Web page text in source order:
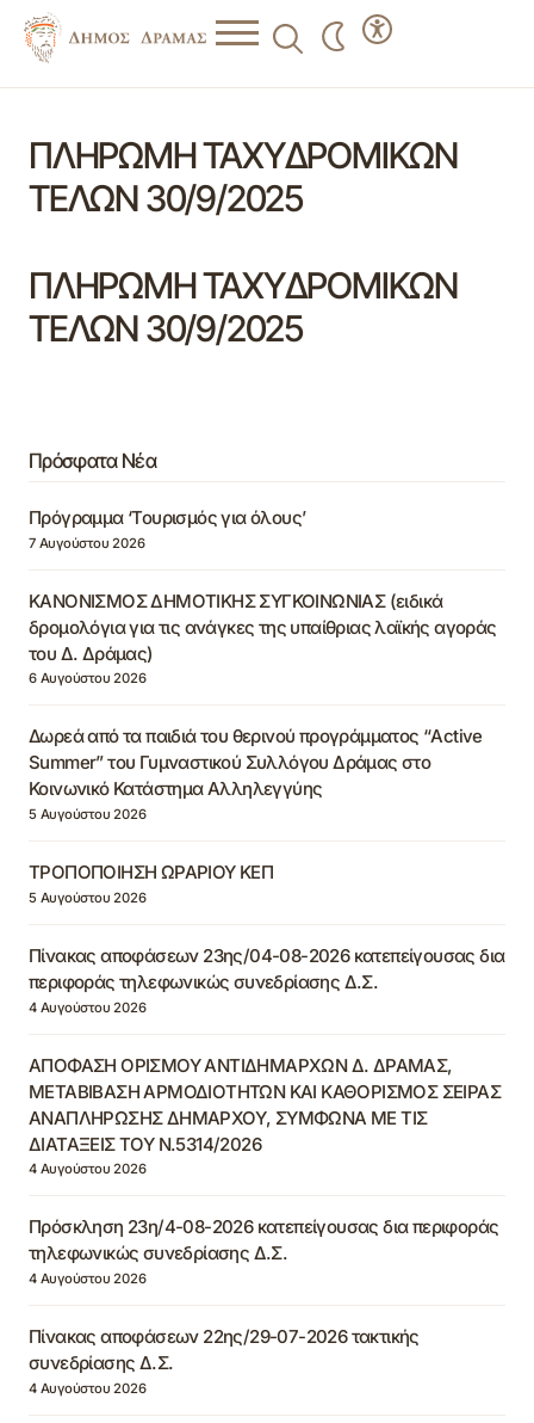
ΠΛΗΡΩΜΗ ΤΑΧΥΔΡΟΜΙΚΩΝ
ΤΕΛΩΝ 30/9/2025
ΠΛΗΡΩΜΗ ΤΑΧΥΔΡΟΜΙΚΩΝ
ΤΕΛΩΝ 30/9/2025
Πρόσφατα Νέα
Πρόγραμμα ‘Τουρισμός για όλους’
7 Αυγούστου 2026
ΚΑΝΟΝΙΣΜΟΣ ΔΗΜΟΤΙΚΗΣ ΣΥΓΚΟΙΝΩΝΙΑΣ (ειδικά
δρομολόγια για τις ανάγκες της υπαίθριας λαϊκής αγοράς
του Δ. Δράμας)
6 Αυγούστου 2026
Δωρεά από τα παιδιά του θερινού προγράμματος “Active
Summer” του Γυμναστικού Συλλόγου Δράμας στο
Κοινωνικό Κατάστημα Αλληλεγγύης
5 Αυγούστου 2026
ΤΡΟΠΟΠΟΙΗΣΗ ΩΡΑΡΙΟΥ ΚΕΠ
5 Αυγούστου 2026
Πίνακας αποφάσεων 23ης/04-08-2026 κατεπείγουσας δια
περιφοράς τηλεφωνικώς συνεδρίασης Δ.Σ.
4 Αυγούστου 2026
ΑΠΟΦΑΣΗ ΟΡΙΣΜΟΥ ΑΝΤΙΔΗΜΑΡΧΩΝ Δ. ΔΡΑΜΑΣ,
ΜΕΤΑΒΙΒΑΣΗ ΑΡΜΟΔΙΟΤΗΤΩΝ ΚΑΙ ΚΑΘΟΡΙΣΜΟΣ ΣΕΙΡΑΣ
ΑΝΑΠΛΗΡΩΣΗΣ ΔΗΜΑΡΧΟΥ, ΣΥΜΦΩΝΑ ΜΕ ΤΙΣ
ΔΙΑΤΑΞΕΙΣ ΤΟΥ Ν.5314/2026
4 Αυγούστου 2026
Πρόσκληση 23η/4-08-2026 κατεπείγουσας δια περιφοράς
τηλεφωνικώς συνεδρίασης Δ.Σ.
4 Αυγούστου 2026
Πίνακας αποφάσεων 22ης/29-07-2026 τακτικής
συνεδρίασης Δ.Σ.
4 Αυγούστου 2026